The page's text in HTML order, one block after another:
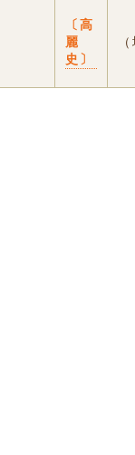
〔高
麗
史〕